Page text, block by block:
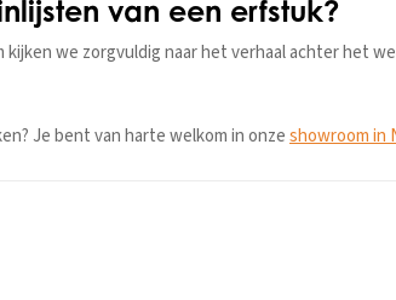
van een erfstuk?
we zorgvuldig naar het verhaal achter het
Je bent van harte welkom in onzeshowroom in